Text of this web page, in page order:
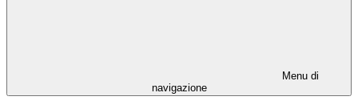
Menu di
navigazione